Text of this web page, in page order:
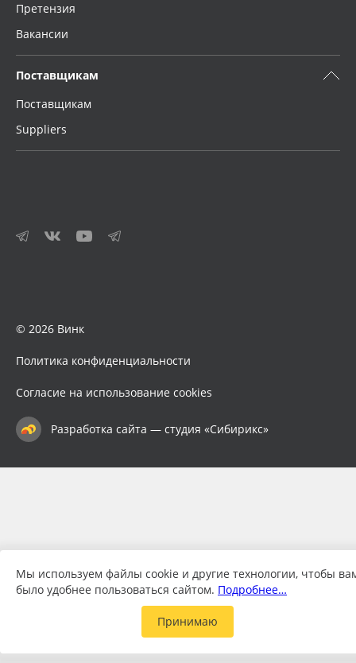
Претензия
Вакансии
Поставщикам
Поставщикам
Suppliers
© 2026 Винк
Политика конфиденциальности
Согласие на использование cookies
Разработка сайта — студия «Сибирикс»
Мы используем файлы cookie и другие технологии, чтобы
было удобнее пользоваться сайтом. Подробнее…
Принимаю